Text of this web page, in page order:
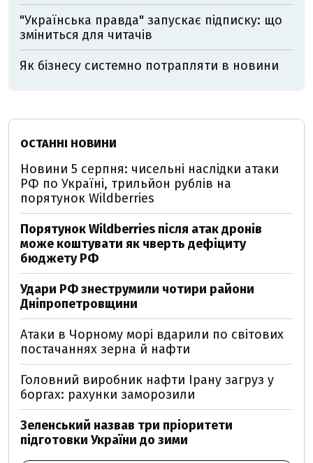
"Українська правда" запускає підписку: що
зміниться для читачів
Як бізнесу системно потрапляти в новини
ОСТАННІ НОВИНИ
Новини 5 серпня: чисельні наслідки атаки
РФ по Україні, трильйон рублів на
порятунок Wildberries
Порятунок Wildberries після атак дронів
може коштувати як чверть дефіциту
бюджету РФ
Удари РФ знеструмили чотири райони
Дніпропетровщини
Атаки в Чорному морі вдарили по світових
постачаннях зерна й нафти
Головний виробник нафти Ірану загруз у
боргах: рахунки заморозили
Зеленський назвав три пріоритети
підготовки України до зими